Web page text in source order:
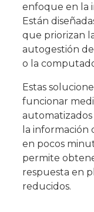
enfoque en la
Están
que priorizan
autogestión
o la
Estas
funcionar
la información
en pocos
permite
respuesta en
reducidos.